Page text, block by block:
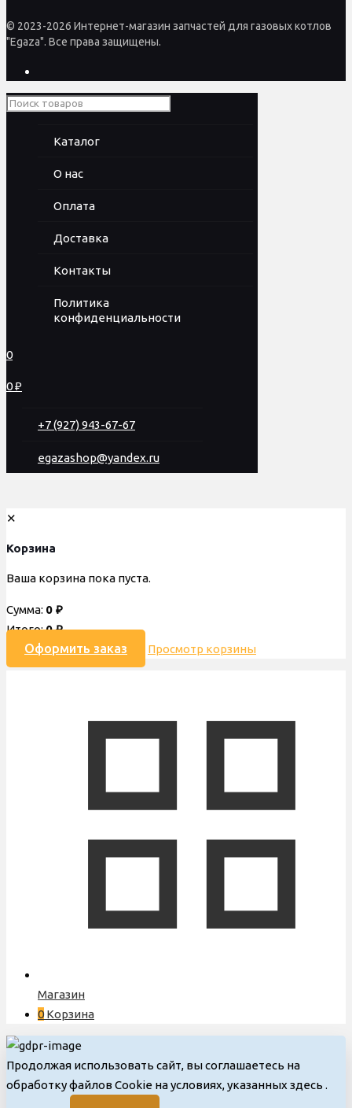
© 2023-2026 Интернет-магазин запчастей для газовых котлов
"Egaza". Все права защищены.
Каталог
О нас
Оплата
Доставка
Контакты
Политика
конфиденциальности
0
0 ₽
+7 (927) 943-67-67
egazashop@yandex.ru
✕
Корзина
Ваша корзина пока пуста.
Сумма: 0 ₽
Итого:0₽
Оформить заказ Просмотр корзины
Магазин
0 Корзина
Продолжая использовать сайт, вы соглашаетесь на
обработку файлов Cookie на условиях, указанных здесь .